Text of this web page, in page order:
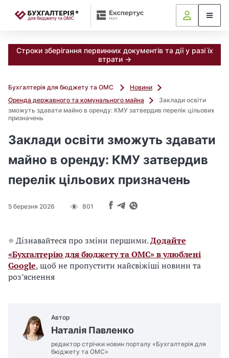
Строки зберігання первинних документів та дії у разі їх
втрати →
Бухгалтерія для бюджету та ОМС
Новини
Оренда державного та комунального майна
Заклади освіти
зможуть здавати майно в оренду: КМУ затвердив перелік цільових
призначень
Заклади освіти зможуть здавати
майно в оренду: КМУ затвердив
перелік цільових призначень
5 березня 2026 801
⭐ Дізнавайтеся про зміни першими.Додайте
«Бухгалтерію для бюджету та ОМС» в улюблені
Google, щоб не пропустити найсвіжіші новини та
роз’яснення
Автор
Наталія Павленко
редактор стрічки новин порталу «Бухгалтерія для
бюджету та ОМС»